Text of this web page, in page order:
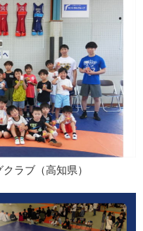
ラブ（高知県）